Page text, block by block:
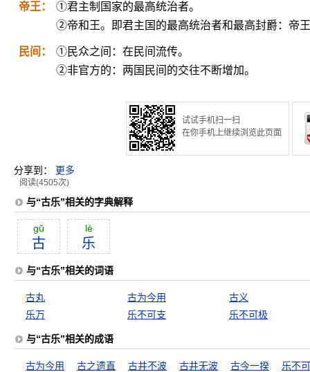
帝王：
①君主制国家的最高统治者。
②帝和王。即君主国的最高统治者和最高封爵：帝
民间：
①民众之间：在民间流传。
②非官方的：两国民间的交往不断增加。
试试手机扫一扫
在你手机上继续浏览此页面
分享到： 更多
阅读(4505次)
与“古乐”相关的字典解释
gŭ
古
lè
乐
与“古乐”相关的词语
古丸 古为今用
古义
乐万
乐不可支 乐不可极
与“古乐”相关的成语
古为今用 古之遗直 古井不波 古井无波 古今一揆 乐不